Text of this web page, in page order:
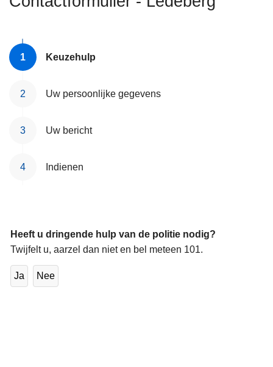
Keuzehulp
Uw persoonlijke gegevens
Uw bericht
Indienen
Heeft u dringende hulp van de politie nodig?
Twijfelt u, aarzel dan niet en bel meteen 101.
Ja Nee